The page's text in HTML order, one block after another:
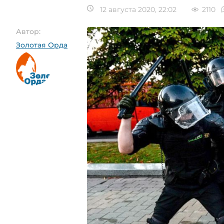
12 августа 2020, 22:02 2110
Автор:
Золотая Орда